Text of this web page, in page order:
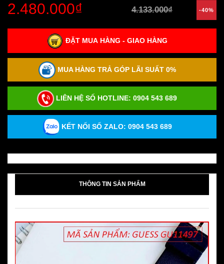
2.480.000₫ 4.133.000₫ -40%
ĐẶT MUA HÀNG - GIAO HÀNG
MUA HÀNG TRẢ GÓP LÃI SUẤT 0%
LIÊN HỆ SỐ HOTLINE: 0904 543 689
KẾT NỐI SỐ ZALO: 0904 543 689
THÔNG TIN SẢN PHẨM